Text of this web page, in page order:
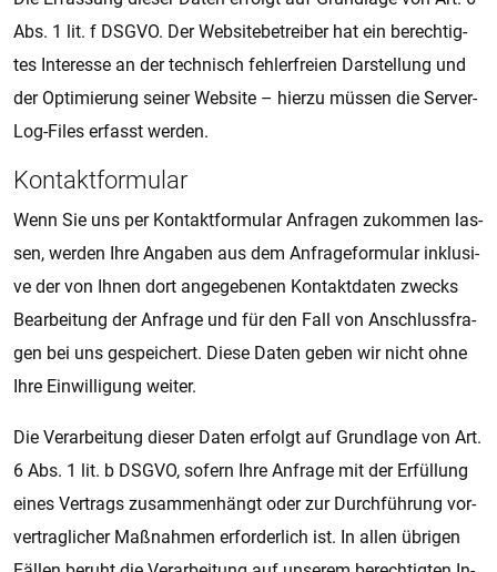
Abs. 1 lit. f DSGVO. Der Web­si­te­be­trei­ber hat ein be­rech­tig­
tes In­ter­es­se an der tech­nisch feh­ler­frei­en Dar­stel­lung und
der Op­ti­mie­rung sei­ner Web­si­te – hier­zu müs­sen die Ser­ver-
Log-Files er­fasst wer­den.
Kon­takt­for­mu­lar
Wenn Sie uns per Kon­takt­for­mu­lar An­fra­gen zu­kom­men las­
sen, wer­den Ihre An­ga­ben aus dem An­fra­ge­for­mu­lar in­klu­si­
ve der von Ihnen dort an­ge­ge­be­nen Kon­takt­da­ten zwecks
Be­a­r­bei­tung der An­fra­ge und für den Fall von An­schluss­fra­
gen bei uns ge­spei­chert. Diese Daten geben wir nicht ohne
Ihre Ein­wil­li­gung wei­ter.
Die Ver­a­r­bei­tung die­ser Daten er­folgt auf Grund­la­ge von Art.
6 Abs. 1 lit. b DSGVO, so­fern Ihre An­fra­ge mit der Er­fül­lung
eines Ver­trags zu­sam­men­hängt oder zur Durch­füh­rung vor­
ver­trag­li­cher Maß­nah­men er­for­der­lich ist. In allen üb­ri­gen